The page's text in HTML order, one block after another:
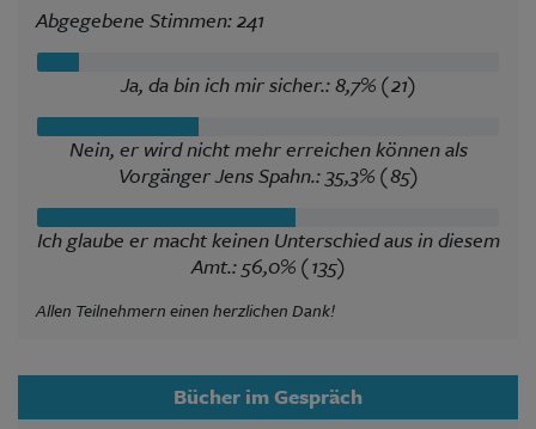
Abgegebene Stimmen: 241
Ja, da bin ich mir sicher.: 8,7% (21)
Nein, er wird nicht mehr erreichen können als
Vorgänger Jens Spahn.: 35,3% (85)
Ich glaube er macht keinen Unterschied aus in diesem
Amt.: 56,0% (135)
Allen Teilnehmern einen herzlichen Dank!
Bücher im Gespräch